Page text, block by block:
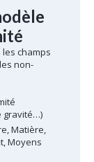
les champs
non-
gravité…)
Matière,
Moyens